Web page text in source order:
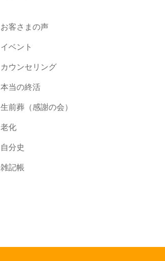
お客さまの声
イベント
カウンセリング
本当の終活
生前葬（感謝の会）
老化
自分史
雑記帳